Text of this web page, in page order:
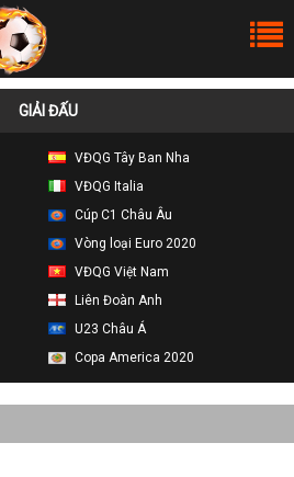
GIẢI ĐẤU
VĐQG Tây Ban Nha
VĐQG Italia
Cúp C1 Châu Âu
Vòng loại Euro 2020
VĐQG Việt Nam
Liên Đoàn Anh
U23 Châu Á
Copa America 2020